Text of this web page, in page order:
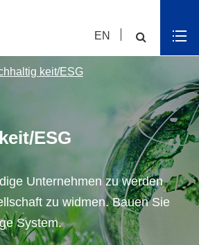
EN
ESG
Unternehmen zu werden
zu widmen. Bauen Sie
System.
keit/ESG